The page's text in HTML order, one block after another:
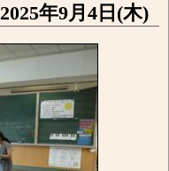
2025年9月4日(木)